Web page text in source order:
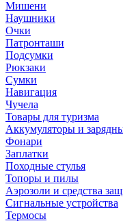
Мишени
Наушники
Очки
Патронташи
Подсумки
Рюкзаки
Сумки
Навигация
Чучела
Товары для туризма
Аккумуляторы и
Фонари
Заплатки
Походные стулья
Топоры и пилы
Аэрозоли и средства
Сигнальные устройства
Термосы